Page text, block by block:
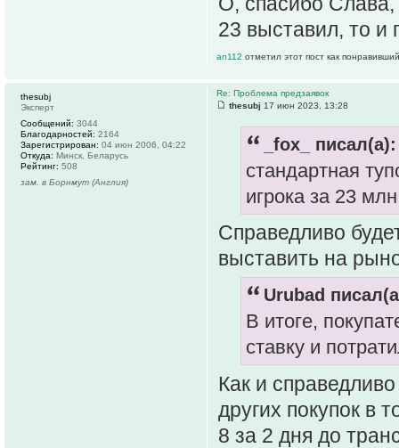
23 выставил, то и
an112 отметил этот пост как
Re: Проблема предзаявок
thesubj 17 июн 2023, 13:28
_fox_ писал(а):
стандартная
игрока за 23
Справедливо
выставить на
Urubad
В итоге,
ставку и
Как и
других покупок в
8 за 2 дня до
thesubj
Эксперт
Сообщений: 3044
Благодарностей: 2164
Зарегистрирован: 04 июн 2006, 04:22
Откуда: Минск, Беларусь
Рейтинг: 508
зам. в Борнмут (Англия)